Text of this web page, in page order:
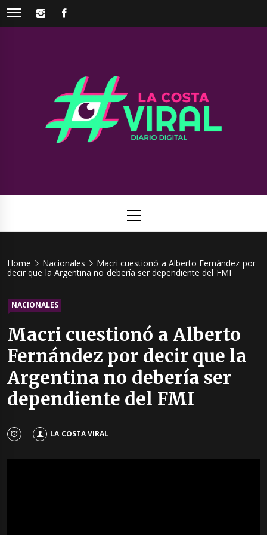
Skip
INSTAGRAM
Viral
Menu
Home Nacionales
Macri cuestionó a Alberto Fernández por
decir que la Argentina no debería ser dependiente del FMI
NACIONALES
Macri cuestionó a Alberto
Fernández por decir que la
Argentina no debería ser
dependiente del FMI
LA COSTA VIRAL